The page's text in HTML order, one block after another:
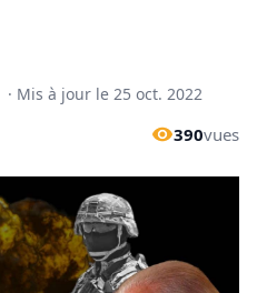
· Mis à jour le 25 oct. 2022
390vues